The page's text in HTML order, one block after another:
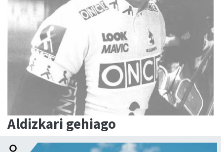
Aldizkari gehiago